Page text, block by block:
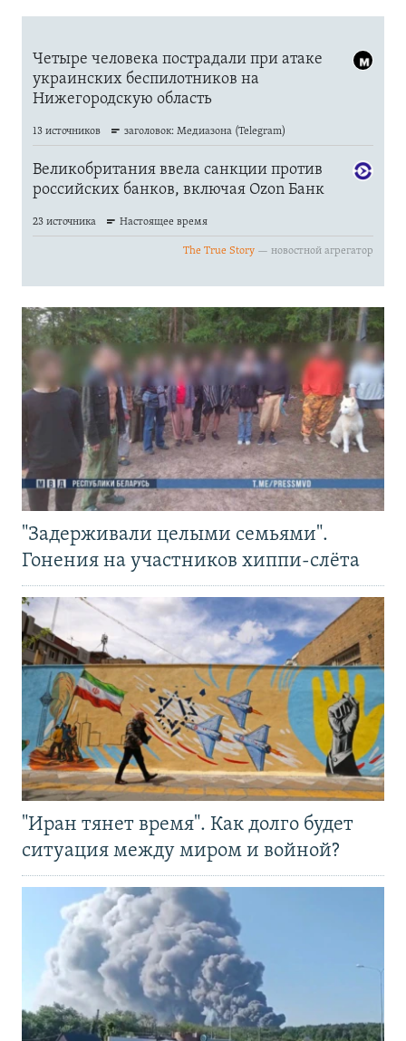
"Задерживали целыми семьями".
Гонения на участников хиппи-слёта
"Иран тянет время". Как долго будет
ситуация между миром и войной?